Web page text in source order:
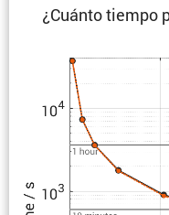
¿Cuánto tiempo